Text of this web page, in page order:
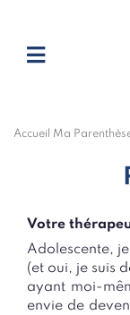
Accueil Ma
Votre
Adolescente,
(et oui, je suis
ayant moi-
envie de